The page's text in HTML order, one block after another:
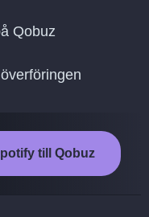
Qobuz
till Qobuz